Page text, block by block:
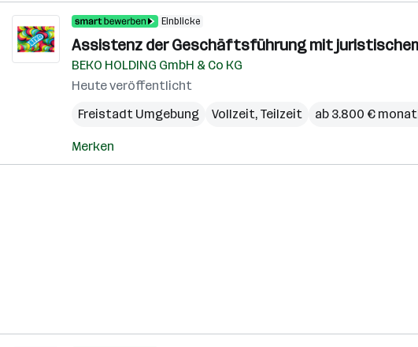
Einblicke
Assistenz der Geschäftsführung mit
BEKO HOLDING GmbH & Co KG
Heute veröffentlicht
Freistadt Umgebung
Vollzeit, Teilzeit ab 3.800 €
Merken